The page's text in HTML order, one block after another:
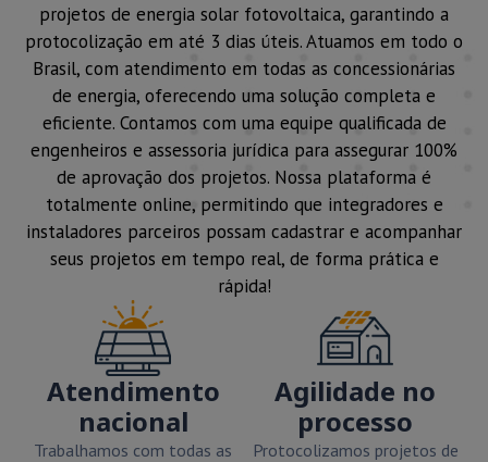
projetos de energia solar fotovoltaica, garantindo a
protocolização em até 3 dias úteis. Atuamos em todo o
Brasil, com atendimento em todas as concessionárias
de energia, oferecendo uma solução completa e
eficiente. Contamos com uma equipe qualificada de
engenheiros e assessoria jurídica para assegurar 100%
de aprovação dos projetos. Nossa plataforma é
totalmente online, permitindo que integradores e
instaladores parceiros possam cadastrar e acompanhar
seus projetos em tempo real, de forma prática e
rápida!
Atendimento
nacional
Trabalhamos com todas as
Agilidade no
processo
Protocolizamos projetos de